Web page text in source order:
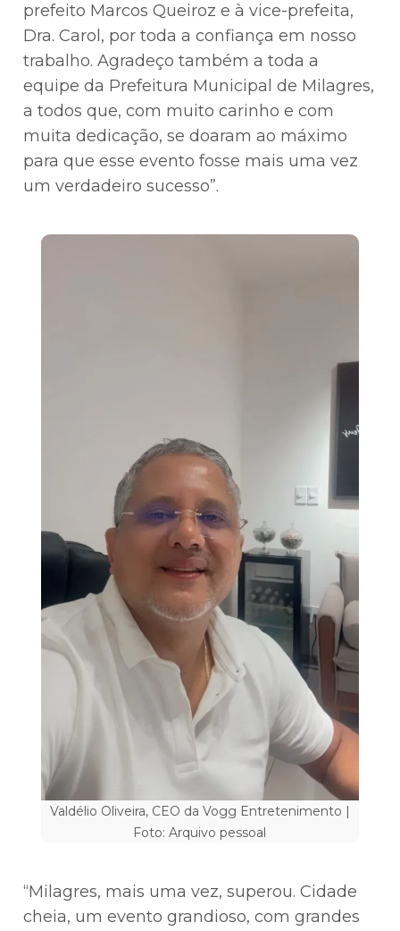
prefeito Marcos Queiroz e à vice-prefeita,
Dra. Carol, por toda a confiança em nosso
trabalho. Agradeço também a toda a
equipe da Prefeitura Municipal de Milagres,
a todos que, com muito carinho e com
muita dedicação, se doaram ao máximo
para que esse evento fosse mais uma vez
um verdadeiro sucesso”.
Valdélio Oliveira, CEO da Vogg Entretenimento |
Foto: Arquivo pessoal
“Milagres, mais uma vez, superou. Cidade
cheia, um evento grandioso, com grandes